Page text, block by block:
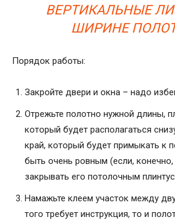
ВЕРТИКАЛЬНЫЕ
ШИРИНЕ
Порядок работы:
Закройте двери и окна – надо
Отрежьте полотно нужной длины,
который будет располагаться
край, который будет примыкать к
быть очень ровным (если, конечно,
закрывать его потолочным
Намажьте клеем участок между
того требует инструкция, то и